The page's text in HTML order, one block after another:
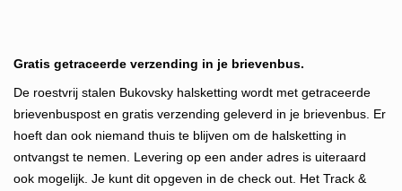
Gratis getraceerde verzending in je brievenbus.
De roestvrij stalen Bukovsky halsketting wordt met getraceerde
brievenbuspost en gratis verzending geleverd in je brievenbus. Er
hoeft dan ook niemand thuis te blijven om de halsketting in
ontvangst te nemen. Levering op een ander adres is uiteraard
ook mogelijk. Je kunt dit opgeven in de check out. Het Track &